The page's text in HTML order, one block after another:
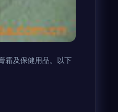
霜及保健用品。以下